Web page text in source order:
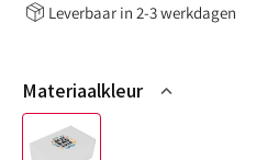
Leverbaar in 2-3 werkdagen
Materiaalkleur